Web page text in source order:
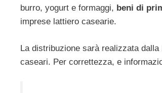
burro, yogurt e formaggi, beni di
imprese lattiero casearie.
La distribuzione sarà realizzata
caseari. Per correttezza, e